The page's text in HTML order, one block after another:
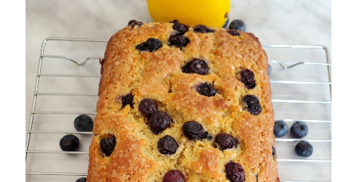
NOUS CONTACTER
RECETTES
FAQ
SEARCH